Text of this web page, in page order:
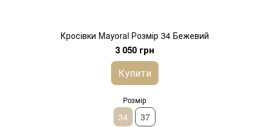
Кросівки Mayoral Розмір 34 Бежевий
3 050 грн
Купити
Розмір
34 37